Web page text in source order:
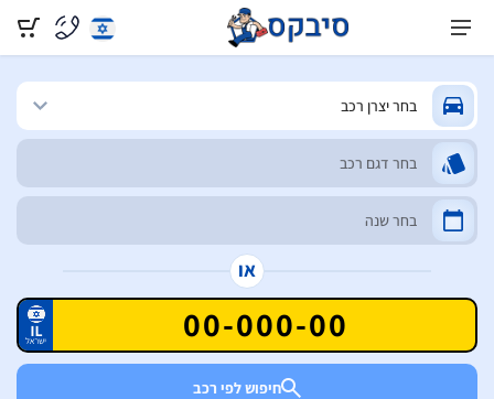
או
חיפוש לפי רכב